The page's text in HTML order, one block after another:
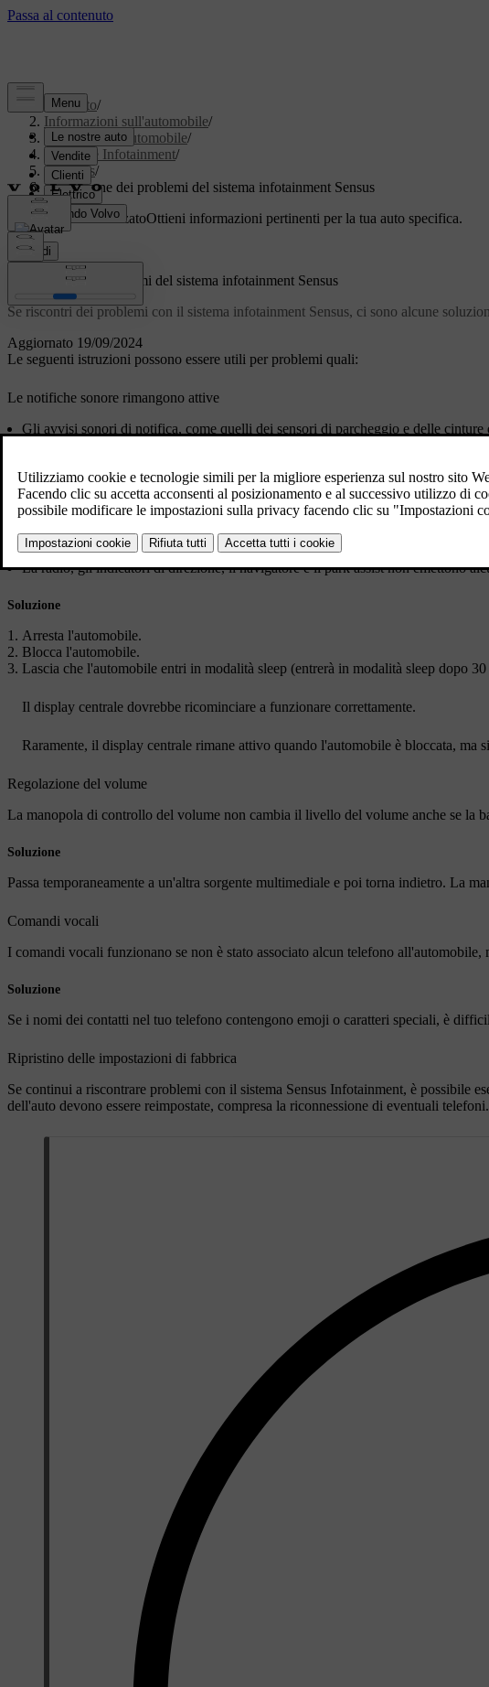
Supporto/
Informazioni sull'automobile/
Software dell'automobile/
Display e Infotainment/
Sensus/
Risoluzione dei problemi del sistema infotainment Sensus
Supporto personalizzatoOttieni informazioni pertinenti per la tua auto specifica.
Accedi
Aggiornato 19/09/2024
Risoluzione dei problemi del sistema infotainment Sensus
Se riscontri dei problemi con il sistema infotainment Sensus, ci sono alcune
Le seguenti istruzioni possono essere utili per problemi quali:
Le notifiche sonore rimangono attive
Gli avvisi sonori di notifica, come quelli dei sensori di parcheggio e delle cinture
Il display centrale si blocca, il che influisce sull'audio della radio, degli
Suono assente
La radio, gli indicatori di direzione, il navigatore e il park assist non emettono
Soluzione
Arresta l'automobile.
Blocca l'automobile.
Lascia che l'automobile entri in modalità sleep (entrerà in modalità sleep dopo
Il display centrale dovrebbe ricominciare a funzionare correttamente.
Raramente, il display centrale rimane attivo quando l'automobile è bloccata, ma
Regolazione del volume
La manopola di controllo del volume non cambia il livello del volume anche se la
Soluzione
Passa temporaneamente a un'altra sorgente multimediale e poi torna indietro. La
Comandi vocali
I comandi vocali funzionano se non è stato associato alcun telefono
Soluzione
Se i nomi dei contatti nel tuo telefono contengono emoji o caratteri speciali, è
Ripristino delle impostazioni di fabbrica
Se continui a riscontrare problemi con il sistema Sensus Infotainment, è possibile
dell'auto devono essere reimpostate, compresa la riconnessione di eventuali